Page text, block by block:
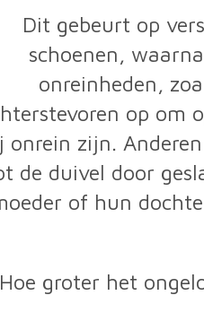
Dit gebeurt op
schoenen,
onreinheden,
op om
onrein zijn.
de duivel door
of hun
Hoe groter het